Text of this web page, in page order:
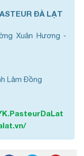
ĐÀ LẠT
Xuân Hương -
Lâm Đồng